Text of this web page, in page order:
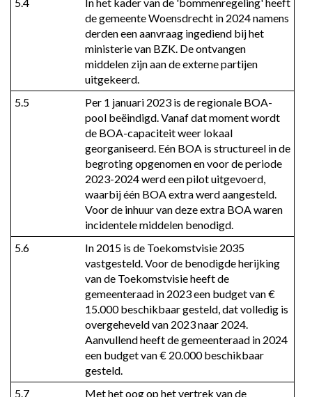
de gemeente Woensdrecht in 2024 namens
derden een aanvraag ingediend bij het
ministerie van BZK. De ontvangen
middelen zijn aan de externe partijen
uitgekeerd.
5.5
Per 1 januari 2023 is de regionale BOA-
pool beëindigd. Vanaf dat moment wordt
de BOA-capaciteit weer lokaal
georganiseerd. Eén BOA is structureel in de
begroting opgenomen en voor de periode
2023-2024 werd een pilot uitgevoerd,
waarbij één BOA extra werd aangesteld.
Voor de inhuur van deze extra BOA waren
incidentele middelen benodigd.
5.6
In 2015 is de Toekomstvisie 2035
vastgesteld. Voor de benodigde herijking
van de Toekomstvisie heeft de
gemeenteraad in 2023 een budget van €
15.000 beschikbaar gesteld, dat volledig is
overgeheveld van 2023 naar 2024.
Aanvullend heeft de gemeenteraad in 2024
een budget van € 20.000 beschikbaar
gesteld.
5.7
Met het oog op het vertrek van de